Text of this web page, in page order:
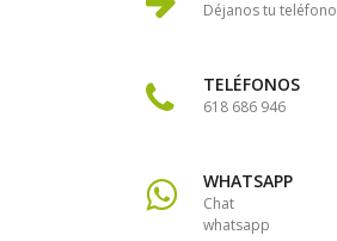
Déjanos tu teléfono
TELÉFONOS
618 686 946
WHATSAPP
Chat
whatsapp